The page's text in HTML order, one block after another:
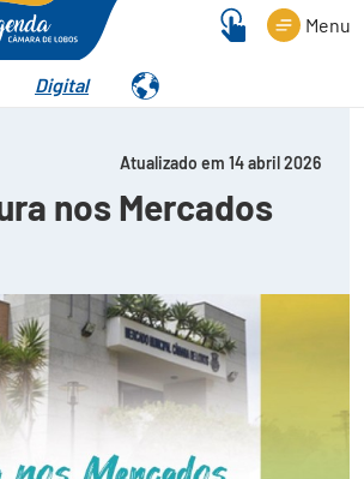
Digital
Menu
Atualizado em 14 abril 2026
nos Mercados